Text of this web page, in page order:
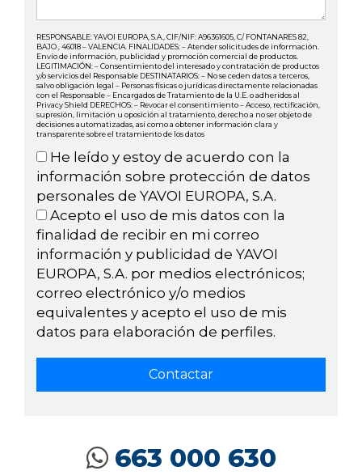
RESPONSABLE: YAVOI EUROPA, S.A., CIF/NIF: A96361605, C/ FONTANARES 82,
BAJO , 46018 – VALENCIA. FINALIDADES: – Atender solicitudes de información.
Envío de información, publicidad y promoción comercial de productos.
LEGITIMACIÓN: – Consentimiento del interesado y contratación de productos
y/o servicios del Responsable DESTINATARIOS: – No se ceden datos a terceros,
salvo obligación legal – Personas físicas o jurídicas directamente relacionadas
con el Responsable – Encargados de Tratamiento de la U.E. o adheridos al
Privacy Shield DERECHOS: – Revocar el consentimiento – Acceso, rectificación,
supresión, limitación u oposición al tratamiento, derecho a no ser objeto de
decisiones automatizadas, así como a obtener información clara y
transparente sobre el tratamiento de los datos
He leído y estoy de acuerdo con la
información sobre protección de datos
personales de YAVOI EUROPA, S.A.
Acepto el uso de mis datos con la
finalidad de recibir en mi correo
información y publicidad de YAVOI
EUROPA, S.A. por medios electrónicos;
correo electrónico y/o medios
equivalentes y acepto el uso de mis
datos para elaboración de perfiles.
663 000 630